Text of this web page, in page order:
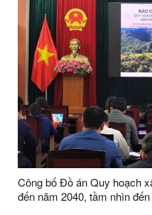
Công bố Đồ án Quy hoạch
đến năm 2040, tầm nhìn